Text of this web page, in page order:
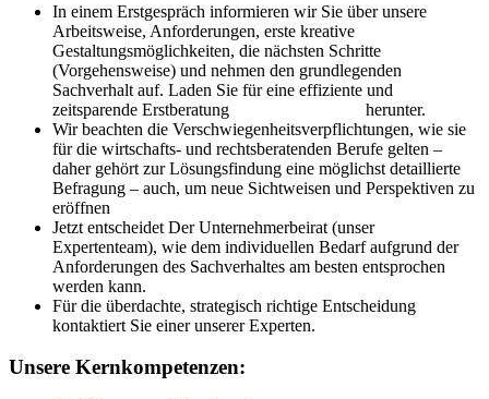
In einem Erstgespräch informieren wir Sie über unsere
Arbeitsweise, Anforderungen, erste kreative
Gestaltungsmöglichkeiten, die nächsten Schritte
(Vorgehensweise) und nehmen den grundlegenden
Sachverhalt auf. Laden Sie für eine effiziente und
zeitsparende Erstberatung
herunter.
Wir beachten die Verschwiegenheitsverpflichtungen, wie sie
für die wirtschafts- und rechtsberatenden Berufe gelten –
daher gehört zur Lösungsfindung eine möglichst detaillierte
Befragung – auch, um neue Sichtweisen und Perspektiven zu
eröffnen
Jetzt entscheidet Der Unternehmerbeirat (unser
Expertenteam), wie dem individuellen Bedarf aufgrund der
Anforderungen des Sachverhaltes am besten entsprochen
werden kann.
Für die überdachte, strategisch richtige Entscheidung
kontaktiert Sie einer unserer Experten.
Unsere Kernkompetenzen: